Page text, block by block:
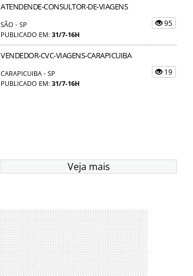
ATENDENDE-CONSULTOR-DE-VIAGENS
SÃO - SP
PUBLICADO EM: 31/7-16H
95
VENDEDOR-CVC-VIAGENS-CARAPICUIBA
CARAPICUIBA - SP
PUBLICADO EM: 31/7-16H
19
Veja mais